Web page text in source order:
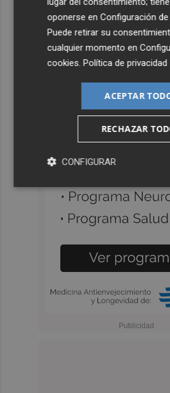
oponerse enConfiguración
Puede retirar su
cualquier momento en
cookies .Política de privacidad
ACEPTAR
RECHAZAR
CONFIGURAR